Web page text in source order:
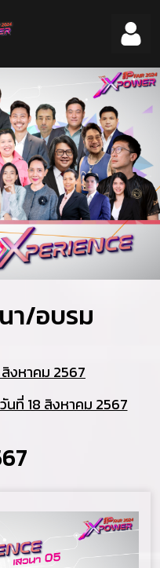
า/อบรม
งหาคม 2567
วันที่ 18 สิงหาคม 2567